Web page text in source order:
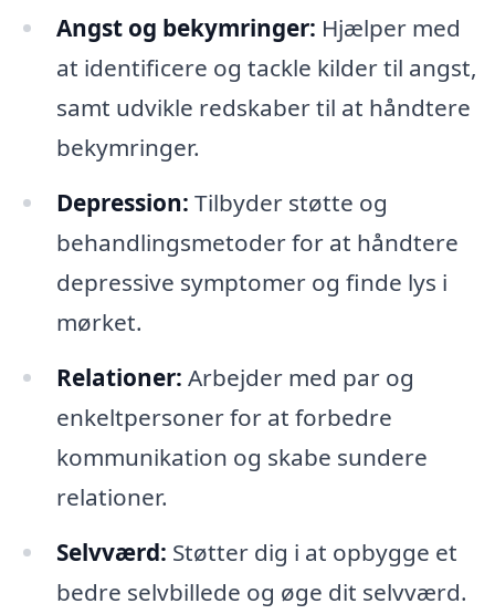
Angst og bekymringer: Hjælper med
at identificere og tackle kilder til angst,
samt udvikle redskaber til at håndtere
bekymringer.
Depression: Tilbyder støtte og
behandlingsmetoder for at håndtere
depressive symptomer og finde lys i
mørket.
Relationer: Arbejder med par og
enkeltpersoner for at forbedre
kommunikation og skabe sundere
relationer.
Selvværd: Støtter dig i at opbygge et
bedre selvbillede og øge dit selvværd.